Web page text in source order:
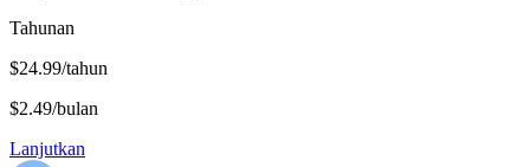
Tahunan
$24.99/tahun
$2.49/bulan
Lanjutkan